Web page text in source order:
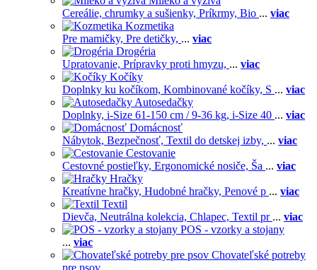
Cereálie, chrumky a sušienky, Príkrmy, Bio ... viac
Kozmetika
Pre mamičky, Pre detičky, ... viac
Drogéria
Upratovanie, Prípravky proti hmyzu, ... viac
Kočíky
Doplnky ku kočíkom, Kombinované kočíky, S ... viac
Autosedačky
Doplnky, i-Size 61-150 cm / 9-36 kg, i-Size 40 ... viac
Domácnosť
Nábytok, Bezpečnosť, Textil do detskej izby, ... viac
Cestovanie
Cestovné postieľky, Ergonomické nosiče, Ša ... viac
Hračky
Kreatívne hračky, Hudobné hračky, Penové p ... viac
Textil
Dievča, Neutrálna kolekcia, Chlapec, Textil pr ... viac
POS - vzorky a stojany
... viac
Chovateľské potreby
pre psov